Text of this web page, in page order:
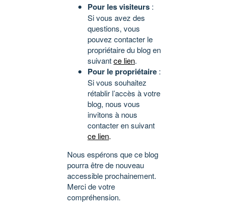
Pour les visiteurs :
Si vous avez des
questions, vous
pouvez contacter le
propriétaire du blog en
suivantce lien.
Pour le propriétaire :
Si vous souhaitez
rétablir l’accès à votre
blog, nous vous
invitons à nous
contacter en suivant
ce lien.
Nous espérons que ce blog
pourra être de nouveau
accessible prochainement.
Merci de votre
compréhension.